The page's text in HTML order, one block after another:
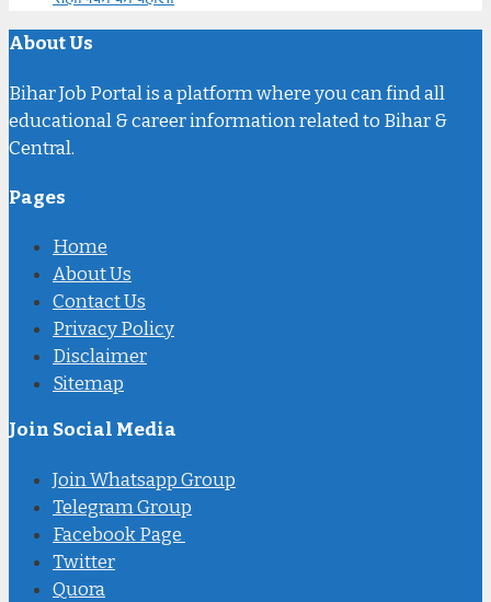
About Us
Bihar Job Portal is a platform where you can find all
educational & career information related to Bihar &
Central.
Pages
Home
About Us
Contact Us
Privacy Policy
Disclaimer
Sitemap
Join Social Media
Join Whatsapp Group
Telegram Group
Facebook Page
Twitter
Quora